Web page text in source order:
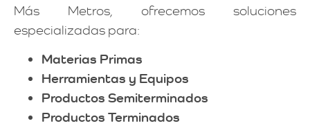
Más Metros, ofrecemos soluciones
especializadas para:
Materias Primas
Herramientas y Equipos
Productos Semiterminados
Productos Terminados